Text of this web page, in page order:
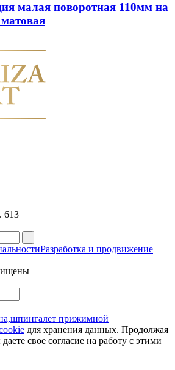
малая поворотная 110мм на
613
Разработка и продвижение
шпингалет прижимной
для хранения данных. Продолжая
свое согласие на работу с этими